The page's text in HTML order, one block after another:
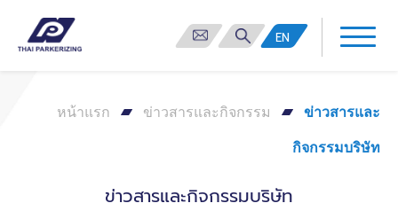
EN
หน้าแรก ข่าวสารและกิจกรรม ข่าวสารและ
กิจกรรมบริษัท
ข่าวสารและกิจกรรมบริษัท